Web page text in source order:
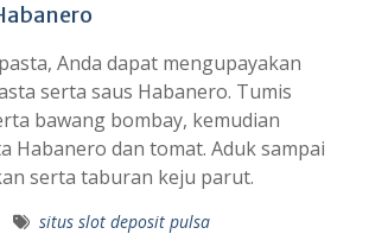
Anda dapat mengupayakan
serta saus Habanero. Tumis
bawang bombay, kemudian
Habanero dan tomat. Aduk sampai
serta taburan keju parut.
situs slot deposit pulsa